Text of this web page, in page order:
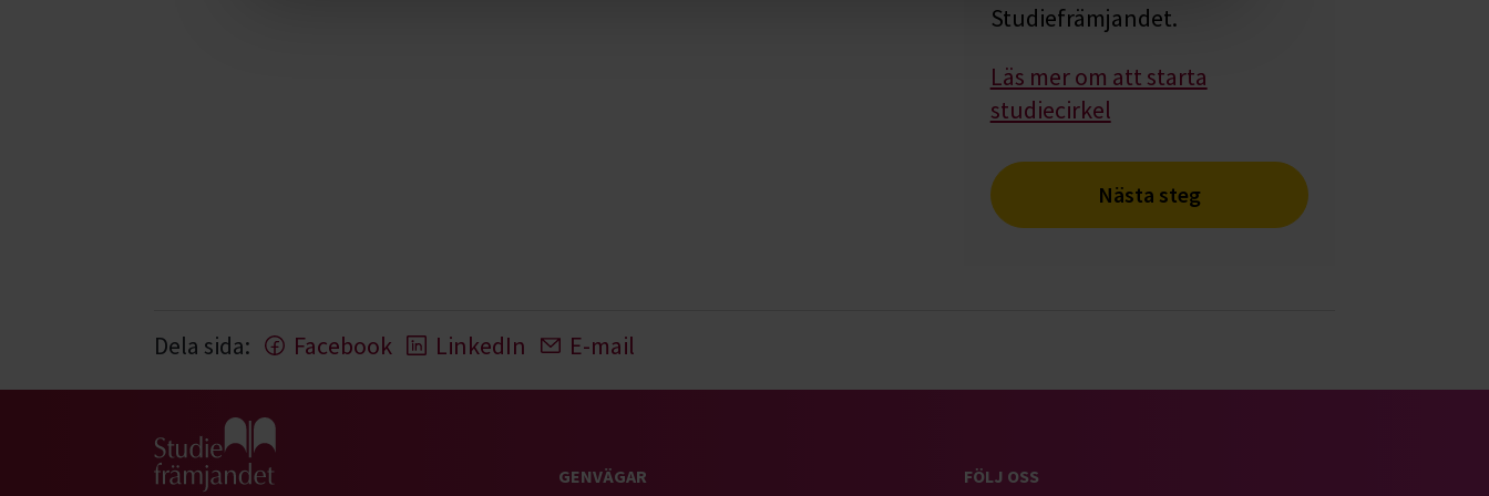
Studiefrämjandet.
Läs mer om att starta
studiecirkel
Nästa steg
Dela sida: Facebook LinkedIn E-mail
Gå till studiefrämjandets startsida
GENVÄGAR FÖLJ OSS